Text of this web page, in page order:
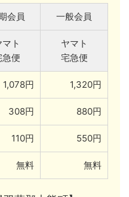
会員 一般会員
マト
急便
ヤマト
宅急便
1,078円 1,320円
308円 880円
110円 550円
無料 無料